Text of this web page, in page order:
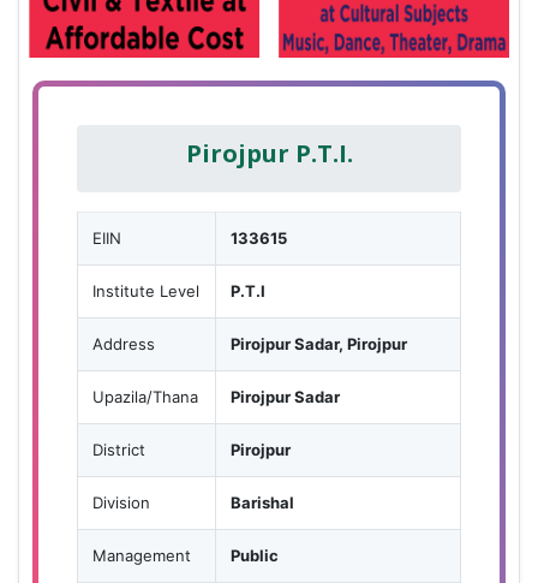
Pirojpur P.T.I.
EIIN 133615
Institute Level P.T.I
Address Pirojpur Sadar, Pirojpur
Upazila/Thana Pirojpur Sadar
District Pirojpur
Division Barishal
Management Public